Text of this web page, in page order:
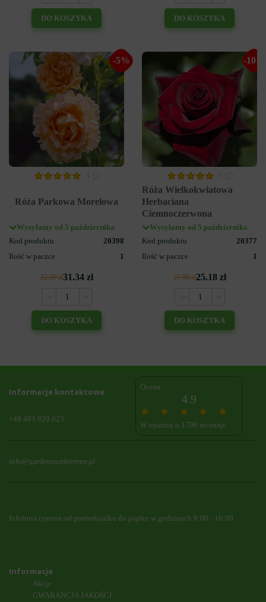
DO KOSZYKA DO KOSZYKA
-5%
Róża Parkowa Morelowa
Wysyłamy od 5 października
Kod produktu
20398
Ilość w paczce
1
32.99 zł31.34 zł
DO KOSZYKA
-10%
Róża Wielkokwiatowa
Herbaciana
Ciemnoczerwona
Wysyłamy od 5 października
Kod produktu
20377
Ilość w paczce
1
27.98 zł25.18 zł
DO KOSZYKA
Informacje kontaktowe
+48 483 829 023
Ocena:
4.9
W oparciu o 1790 recenzje
info@gardennumberone.pl
Infolinia czynna od poniedziałku do piątku w godzinach 8:00 - 16:00
Informacje
Akcje
GWARANCJA JAKOŚCI